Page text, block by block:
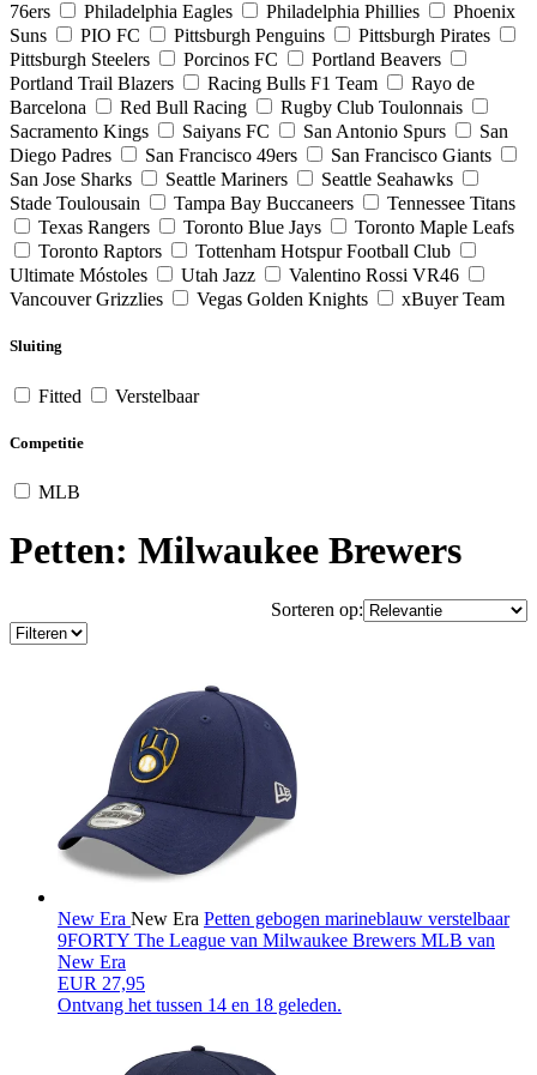
76ers
Philadelphia Eagles Philadelphia Phillies
Phoenix
Suns
PIO FC Pittsburgh Penguins
Pittsburgh Pirates
Pittsburgh Steelers
Porcinos FC
Portland Beavers
Portland Trail Blazers
Racing Bulls F1 Team
Rayo de
Barcelona
Red Bull Racing
Rugby Club Toulonnais
Sacramento Kings
Saiyans FC San Antonio Spurs
San
Diego Padres
San Francisco 49ers
San Francisco Giants
San Jose Sharks
Seattle Mariners
Seattle Seahawks
Stade Toulousain
Tampa Bay Buccaneers
Tennessee Titans
Texas Rangers
Toronto Blue Jays
Toronto Maple Leafs
Toronto Raptors
Tottenham Hotspur Football Club
Ultimate Móstoles
Utah Jazz
Valentino Rossi VR46
Vancouver Grizzlies
Vegas Golden Knights xBuyer Team
Sluiting
Fitted Verstelbaar
Competitie
MLB
Petten: Milwaukee Brewers
Sorteren op:
New Era New Era Petten gebogen marineblauw verstelbaar
9FORTY The League van Milwaukee Brewers MLB van
New Era
EUR 27,95
Ontvang het tussen 14 en 18 geleden.